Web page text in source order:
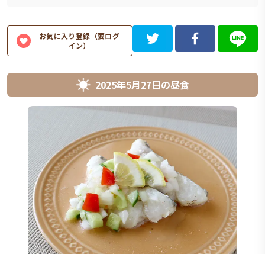
お気に入り登録（要ログ
イン）
2025年5月27日の昼食